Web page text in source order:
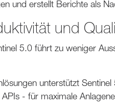
und erstellt Berichte als
und
5.0 führt zu weniger
unterstützt
- für maximale